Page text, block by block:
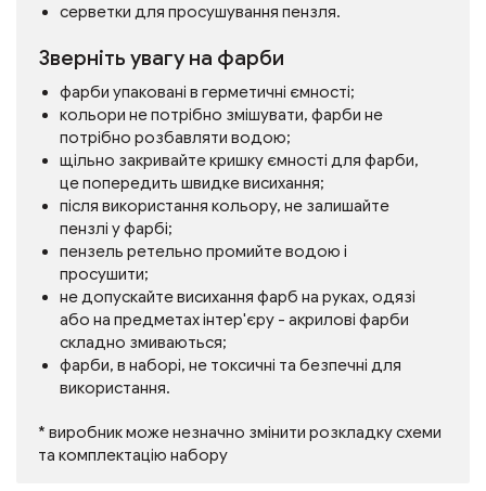
серветки для просушування пензля.
Зверніть увагу на фарби
фарби упаковані в герметичні ємності;
кольори не потрібно змішувати, фарби не
потрібно розбавляти водою;
щільно закривайте кришку ємності для фарби,
це попередить швидке висихання;
після використання кольору, не залишайте
пензлі у фарбі;
пензель ретельно промийте водою і
просушити;
не допускайте висихання фарб на руках, одязі
або на предметах інтер'єру - акрилові фарби
складно змиваються;
фарби, в наборі, не токсичні та безпечні для
використання.
* виробник може незначно змінити розкладку схеми
та комплектацію набору